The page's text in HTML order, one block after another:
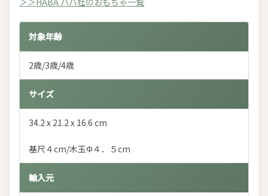
対象年齢
2歳/3歳/4歳
サイズ
34.2 x 21.2 x 16.6 cm
基尺４cm/木玉Φ４．５cm
輸入元